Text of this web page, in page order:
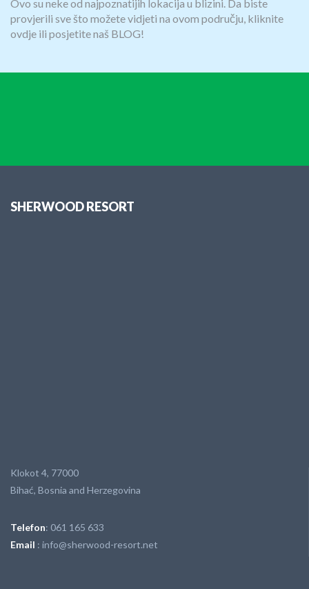
Ovo su neke od najpoznatijih lokacija u blizini. Da biste
provjerili sve što možete vidjeti na ovom području, kliknite
ovdje ili posjetite naš BLOG!
SHERWOOD RESORT
Klokot 4, 77000
Bihać, Bosnia and Herzegovina
Telefon: 061 165 633
Email : info@sherwood-resort.net